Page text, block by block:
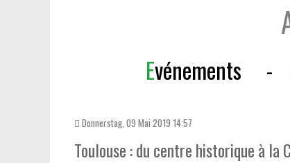
Evénements -
Donnerstag, 09 Mai 2019 14:57
Toulouse : du centre historique à la